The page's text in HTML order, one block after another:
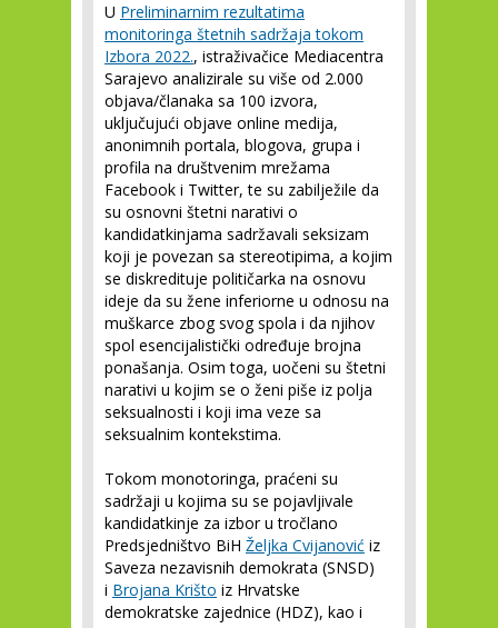
U Preliminarnim rezultatima
monitoringa štetnih sadržaja tokom
Izbora 2022., istraživačice Mediacentra
Sarajevo analizirale su više od 2.000
objava/članaka sa 100 izvora,
uključujući objave online medija,
anonimnih portala, blogova, grupa i
profila na društvenim mrežama
Facebook i Twitter, te su zabilježile da
su osnovni štetni narativi o
kandidatkinjama sadržavali seksizam
koji je povezan sa stereotipima, a kojim
se diskredituje političarka na osnovu
ideje da su žene inferiorne u odnosu na
muškarce zbog svog spola i da njihov
spol esencijalistički određuje brojna
ponašanja. Osim toga, uočeni su štetni
narativi u kojim se o ženi piše iz polja
seksualnosti i koji ima veze sa
seksualnim kontekstima.
Tokom monotoringa, praćeni su
sadržaji u kojima su se pojavljivale
kandidatkinje za izbor u tročlano
Predsjedništvo BiH Željka Cvijanović iz
Saveza nezavisnih demokrata (SNSD)
i Brojana Krišto iz Hrvatske
demokratske zajednice (HDZ), kao i